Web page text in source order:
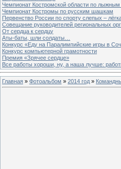
Чемпионат Костромской области по
Чемпионат Костромы по русским шашкам
Первенство России по спорту слепых –
Совещание руководителей региональных
От сердца к сердцу
Аты-баты, шли солдаты…
Конкурс «Еду на Паралимпийские игры в
Конкурс компьютерной грамотности
Премия «Зрячее сердце»
Все работы хороши, ну, а наша лучше:
Главная » Фотоальбом » 2014 год »